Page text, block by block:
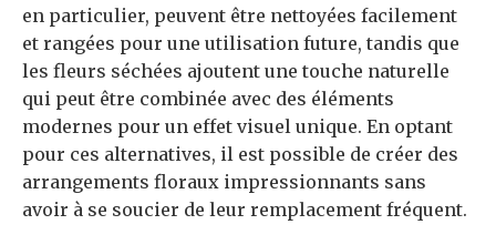
en particulier, peuvent être nettoyées facilement
et rangées pour une utilisation future, tandis que
les fleurs séchées ajoutent une touche naturelle
qui peut être combinée avec des éléments
modernes pour un effet visuel unique. En optant
pour ces alternatives, il est possible de créer des
arrangements floraux impressionnants sans
avoir à se soucier de leur remplacement fréquent.